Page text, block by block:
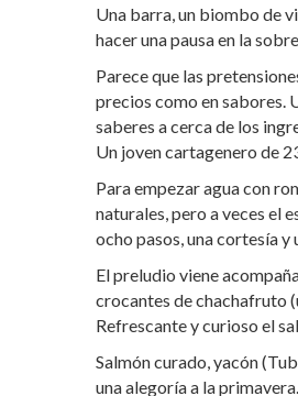
Una barra, un biombo de
hacer una pausa en la
Parece que las
precios como en sabores.
saberes a cerca de los
Un joven cartagenero de
Para empezar agua con
naturales, pero a veces el
ocho pasos, una cortesía y
El preludio viene
crocantes de chachafruto
Refrescante y curioso el
Salmón curado, yacón
una alegoría a la